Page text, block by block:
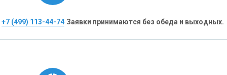
+7 (499) 113-44-74 Заявки принимаются без обеда и выходных.